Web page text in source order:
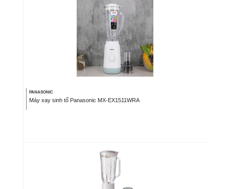
PANASONIC
Máy xay sinh tố Panasonic MX-EX1511WRA